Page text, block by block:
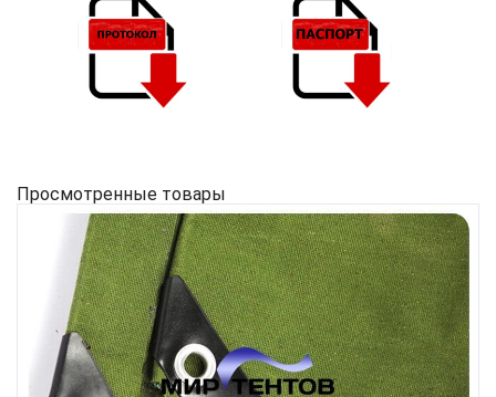
Просмотренные товары